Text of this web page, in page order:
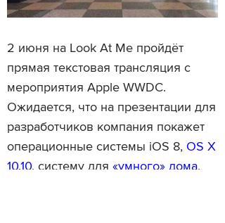
2 июня на Look At Me пройдёт
прямая текстовая трансляция с
мероприятия Apple WWDC.
Ожидается, что на презентации для
разработчиков компания покажет
операционные системы iOS 8, OS X
10.10, систему для «умного» дома,